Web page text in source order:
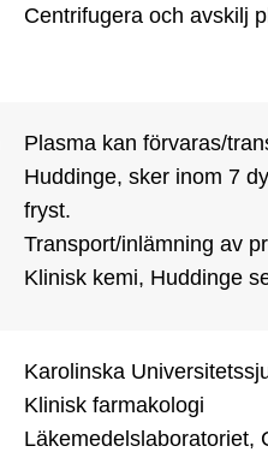
Centrifugera och avskilj
Plasma kan förvaras/
Huddinge, sker inom 7
fryst.
Transport/inlämning av
Klinisk kemi, Huddinge
Karolinska
Klinisk farmakologi
Läkemedelslaboratoriet,